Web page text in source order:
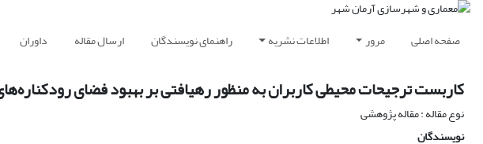
صفحه اصلی مرور اطلاعات نشریه راهنمای نویسندگان ارسال مقاله داوران
کاربست ترجیحات محیطی کاربران به منظور رهیافتی بر بهبود فضای
نوع مقاله : مقاله پژوهشی
نویسندگان